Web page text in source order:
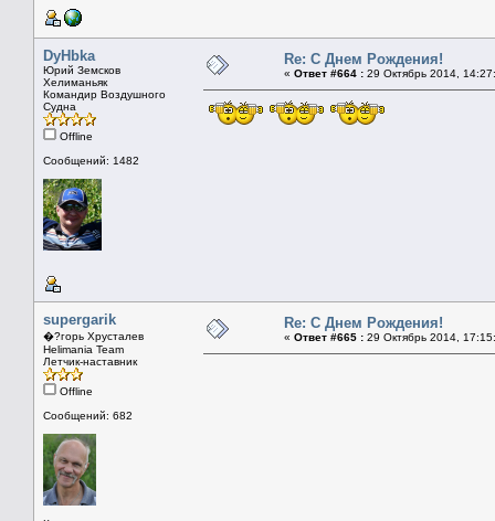
DyHbka
Юрий Земсков
Хелиманьяк
Командир Воздушного
Судна
Offline
Сообщений: 1482
Re: С Днем Рождения!
« Ответ #664 : 29 Октябрь 2014,
supergarik
�?горь Хрусталев
Helimania Team
Летчик-наставник
Offline
Сообщений: 682
Re: С Днем Рождения!
« Ответ #665 : 29 Октябрь 2014,